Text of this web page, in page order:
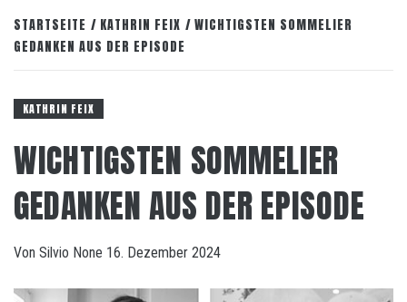
STARTSEITE KATHRIN FEIX
WICHTIGSTEN SOMMELIER
GEDANKEN AUS DER EPISODE
KATHRIN FEIX
WICHTIGSTEN SOMMELIER
GEDANKEN AUS DER EPISODE
Von Silvio None 16. Dezember 2024